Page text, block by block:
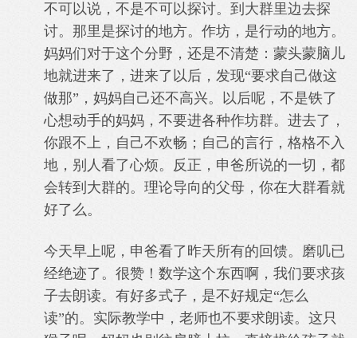
不可以说，不是不可以探讨。到大群里边去探
讨。那里是探讨的地方。作坊，是行动的地方。
妈妈们对于这个分野，还是不清楚：蒙头蒙脑儿
地就进来了，进来了以后，发现“要求自己做这
做那”，妈妈自己还不高兴。以后呢，不是铁了
心想动手的妈妈，不要进各种作坊群。进去了，
你跟不上，自己不欢畅；自己的言行，格格不入
地，别人看了心烦。反正，申爸所说的一切，都
会转到大群的。理论导向的父母，你在大群看就
好了么。
今天早上呢，申爸看了昨天所有的回馈。磨叽已
经绝迹了。很赞！数学这个东西啊，我们要求孩
子去朗读。有好多式子，是不好规定“怎么
读”的。实际教学中，老师也不要求朗读。这只